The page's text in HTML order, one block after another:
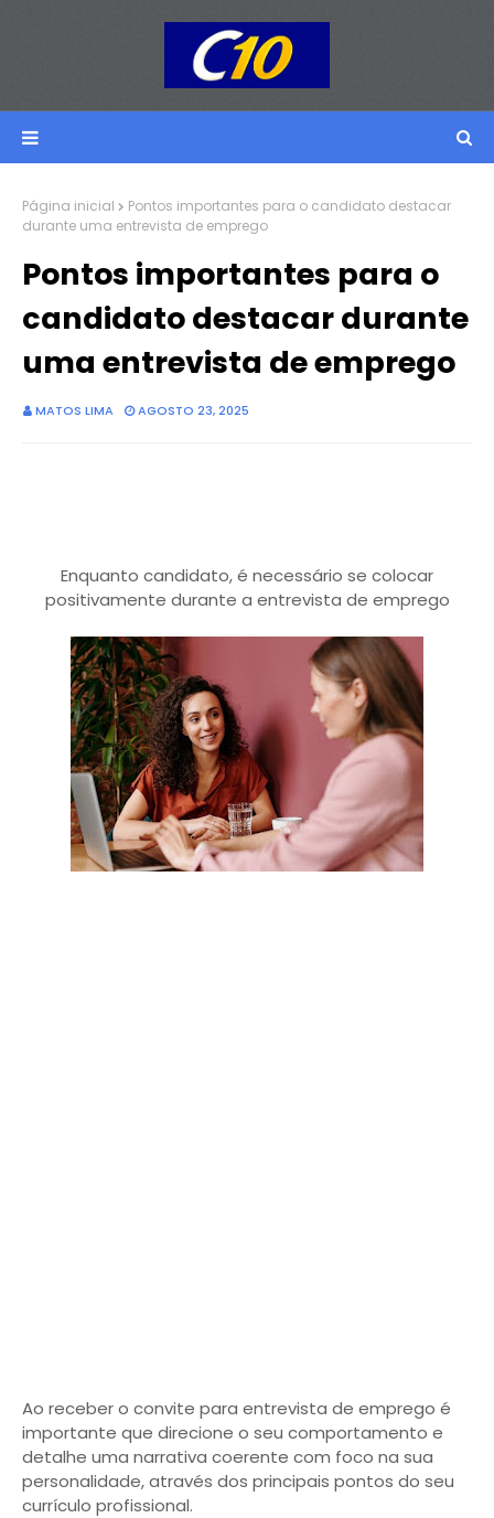
Página inicial
Pontos importantes para o candidato destacar
durante uma entrevista de emprego
Pontos importantes para o
candidato destacar durante
uma entrevista de emprego
MATOS LIMA AGOSTO 23, 2025
Enquanto candidato, é necessário se colocar
positivamente durante a entrevista de emprego
Ao receber o convite para entrevista de emprego é
importante que direcione o seu comportamento e
detalhe uma narrativa coerente com foco na sua
personalidade, através dos principais pontos do seu
currículo profissional.